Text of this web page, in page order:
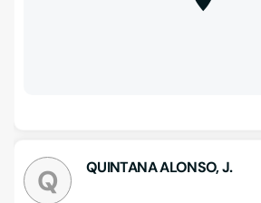
Q QUINTANA ALONSO, J.